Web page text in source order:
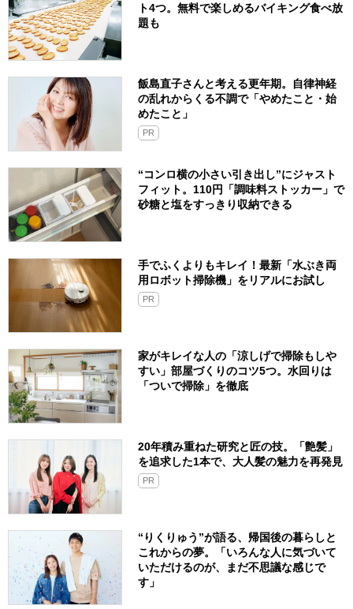
ト4つ。無料で楽しめるバイキング食べ放
題も
飯島直子さんと考える更年期。自律神経
の乱れからくる不調で「やめたこと・始
めたこと」
PR
“コンロ横の小さい引き出し”にジャスト
フィット。110円「調味料ストッカー」で
砂糖と塩をすっきり収納できる
手でふくよりもキレイ！最新「水ぶき両
用ロボット掃除機」をリアルにお試し
PR
家がキレイな人の「涼しげで掃除もしや
すい」部屋づくりのコツ5つ。水回りは
「ついで掃除」を徹底
20年積み重ねた研究と匠の技。「艶髪」
を追求した1本で、大人髪の魅力を再発見
PR
“りくりゅう”が語る、帰国後の暮らしと
これからの夢。「いろんな人に気づいて
いただけるのが、まだ不思議な感じで
す」